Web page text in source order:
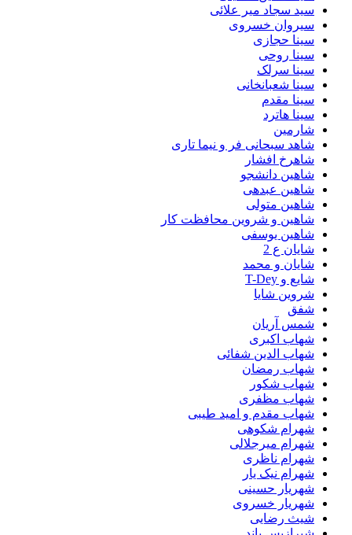
سید سجاد میر علائی
سیروان خسروی
سینا حجازی
سینا روحی
سینا سرلک
سینا شعبانخانی
سینا مقدم
سینا هاترد
شارمین
شاهد سبحانی فر و نیما تاری
شاهرخ افشار
شاهین دانشجو
شاهین عبدهی
شاهین متولی
شاهین و شروین محافظت کار
شاهین یوسفی
شایان ع 2
شایان و محمد
شایع و T-Dey
شروین شایا
شفق
شمس آریان
شهاب اکبری
شهاب الدین شفائی
شهاب رمضان
شهاب شکور
شهاب مظفری
شهاب مقدم و امید طیبی
شهرام شکوهی
شهرام میرجلالی
شهرام ناظری
شهرام نیک یار
شهریار حسینی
شهریار خسروی
شیث رضایی